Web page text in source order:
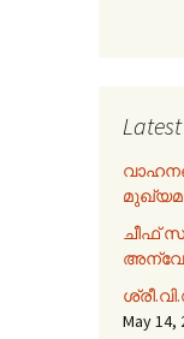
Latest
ചീഫ്
May 14,